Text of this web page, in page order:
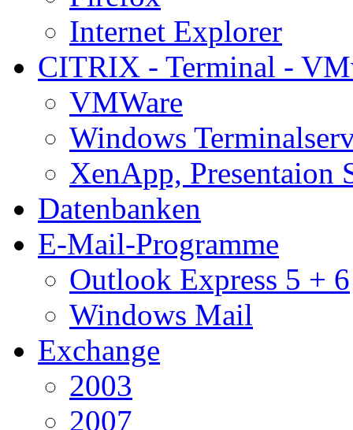
Internet Explorer
CITRIX - Terminal -
VMWare
Windows
XenApp, Presentaion
Datenbanken
E-Mail-Programme
Outlook Express 5 + 6
Windows Mail
Exchange
2003
2007